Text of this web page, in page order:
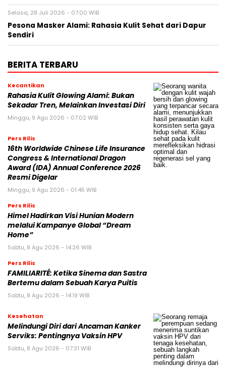
Selasa, 28 Juli 2026 - 07:00 WIB
Pesona Masker Alami: Rahasia Kulit Sehat dari Dapur
Sendiri
BERITA TERBARU
Kecantikan
Rahasia Kulit Glowing Alami: Bukan
Sekadar Tren, Melainkan Investasi Diri
Minggu, 9 Agu 2026 - 07:02 WIB
Pers Rilis
16th Worldwide Chinese Life Insurance
Congress & International Dragon
Award (IDA) Annual Conference 2026
Resmi Digelar
Minggu, 9 Agu 2026 - 01:45 WIB
Pers Rilis
Himel Hadirkan Visi Hunian Modern
melalui Kampanye Global “Dream
Home”
Sabtu, 8 Agu 2026 - 14:26 WIB
Pers Rilis
FAMILIARITÉ: Ketika Sinema dan Sastra
Bertemu dalam Sebuah Karya Puitis
Sabtu, 8 Agu 2026 - 14:19 WIB
Kesehatan
Melindungi Diri dari Ancaman Kanker
Serviks: Pentingnya Vaksin HPV
Sabtu, 8 Agu 2026 - 07:31 WIB